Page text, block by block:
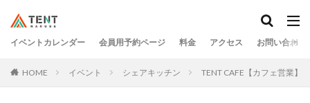
イベントカレンダー 会員用予約ページ 料金 アクセス お問い合わせ
HOME イベント シェアキッチン TENT CAFE【カフェ営業】